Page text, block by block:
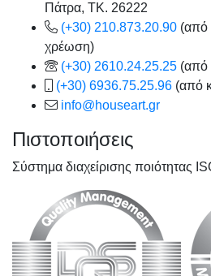
Πάτρα, TK. 26222
(+30) 210.873.20.90 (από
χρέωση)
(+30) 2610.24.25.25 (από
(+30) 6936.75.25.96 (από
info@houseart.gr
Πιστοποιήσεις
Σύστημα διαχείρισης ποιότητας